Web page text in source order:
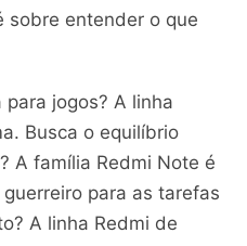
sobre entender o que
jogos? A linha
Busca o equilíbrio
A família Redmi Note é
para as tarefas
A linha Redmi de